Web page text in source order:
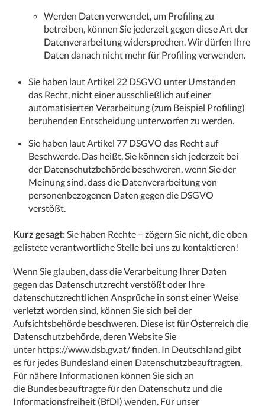
Werden Daten verwendet, um Profiling zu
betreiben, können Sie jederzeit gegen diese Art der
Datenverarbeitung widersprechen. Wir dürfen Ihre
Daten danach nicht mehr für Profiling verwenden.
Sie haben laut Artikel 22 DSGVO unter Umständen
das Recht, nicht einer ausschließlich auf einer
automatisierten Verarbeitung (zum Beispiel Profiling)
beruhenden Entscheidung unterworfen zu werden.
Sie haben laut Artikel 77 DSGVO das Recht auf
Beschwerde. Das heißt, Sie können sich jederzeit bei
der Datenschutzbehörde beschweren, wenn Sie der
Meinung sind, dass die Datenverarbeitung von
personenbezogenen Daten gegen die DSGVO
verstößt.
Kurz gesagt:Sie haben Rechte – zögern Sie nicht, die oben
gelistete verantwortliche Stelle bei uns zu kontaktieren!
Wenn Sie glauben, dass die Verarbeitung Ihrer Daten
gegen das Datenschutzrecht verstößt oder Ihre
datenschutzrechtlichen Ansprüche in sonst einer Weise
verletzt worden sind, können Sie sich bei der
Aufsichtsbehörde beschweren. Diese ist für Österreich die
Datenschutzbehörde, deren Website Sie
unter https://www.dsb.gv.at/finden. In Deutschland gibt
es für jedes Bundesland einen Datenschutzbeauftragten.
Für nähere Informationen können Sie sich an
die Bundesbeauftragte für den Datenschutz und die
Informationsfreiheit (BfDI) wenden. Für unser